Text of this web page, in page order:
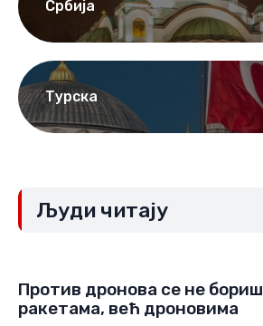
Србија
Турска
Људи читају
Против дронова се не бориш
ракетама, већ дроновима